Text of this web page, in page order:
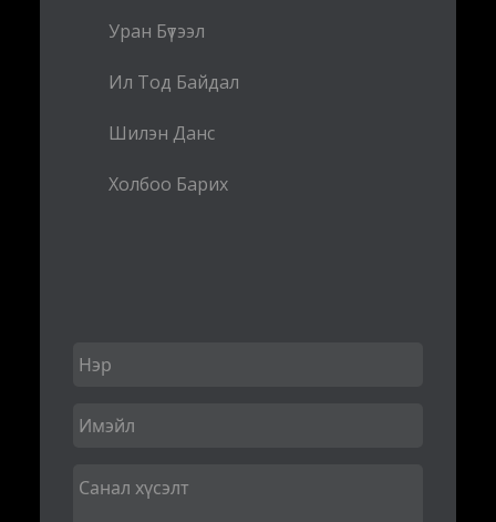
Уран Бүтээл
Ил Тод Байдал
Шилэн Данс
Холбоо Барих